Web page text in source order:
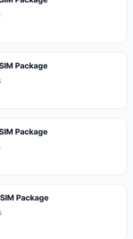
Package
Package
Package